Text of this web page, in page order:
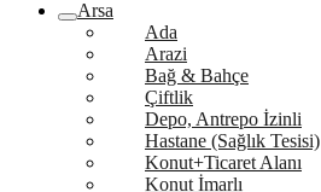
Arsa
Ada
Arazi
Bağ & Bahçe
Çiftlik
Depo, Antrepo İzinli
Hastane (Sağlık Tesisi)
Konut+Ticaret Alanı
Konut İmarlı